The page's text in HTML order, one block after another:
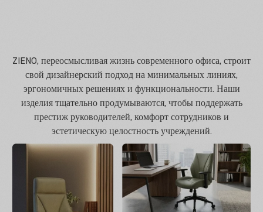
ZIENO, переосмысливая жизнь современного офиса, строит
свой дизайнерский подход на минимальных линиях,
эргономичных решениях и функциональности. Наши
изделия тщательно продумываются, чтобы поддержать
престиж руководителей, комфорт сотрудников и
эстетическую целостность учреждений.